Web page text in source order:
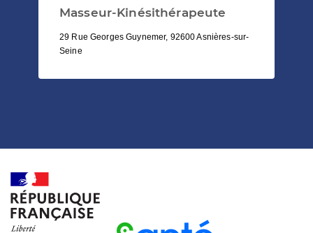
Masseur-Kinésithérapeute
29 Rue Georges Guynemer, 92600 Asnières-sur-
Seine